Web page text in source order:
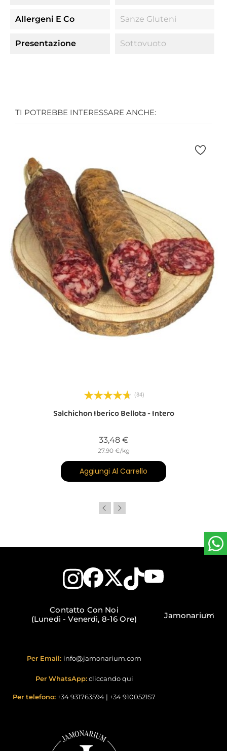
Allergeni E Co Sanze Gluteni
Presentazione Sottovuoto
TI POTREBBE INTERESSARE ANCHE:
(84)
Salchichon Iberico Bellota - Intero
33,48 €Prezzo
27.90 €/kg
Aggiungi Al Carrello
Contatto Con Noi
(Lunedì - Venerdì, 8-16 Ore)
Per Email: info@jamonarium.com
Per WhatsApp: cliccando qui
Per telefono: +34 931763594 | +34 910052157
Jamonarium